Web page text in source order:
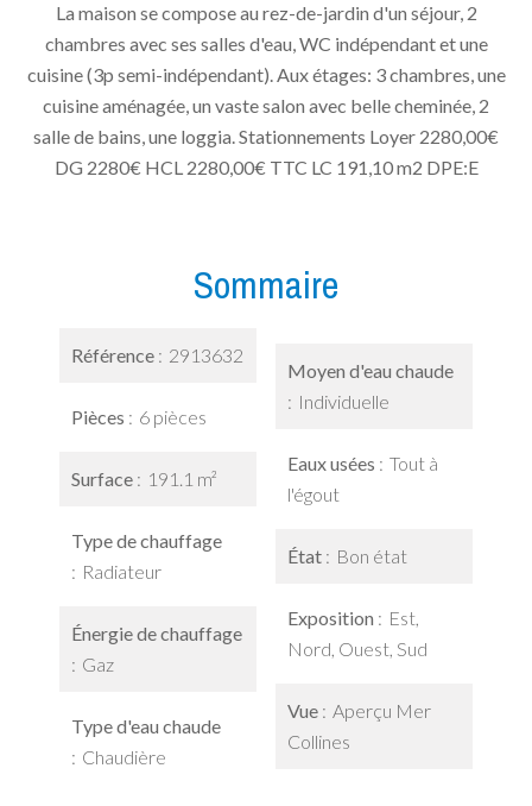
La maison se compose au rez-de-jardin d'un séjour, 2
chambres avec ses salles d'eau, WC indépendant et une
cuisine (3p semi-indépendant). Aux étages: 3 chambres, une
cuisine aménagée, un vaste salon avec belle cheminée, 2
salle de bains, une loggia. Stationnements Loyer 2280,00€
DG 2280€ HCL 2280,00€ TTC LC 191,10 m2 DPE:E
Sommaire
Référence 2913632
Pièces 6 pièces
Surface 191.1 m²
Type de chauffage
Radiateur
Énergie de chauffage
Gaz
Type d'eau chaude
Chaudière
Moyen d'eau chaude
Individuelle
Eaux usées
Tout à
l'égout
État Bon état
Exposition
Est,
Nord, Ouest, Sud
Vue
Aperçu Mer
Collines